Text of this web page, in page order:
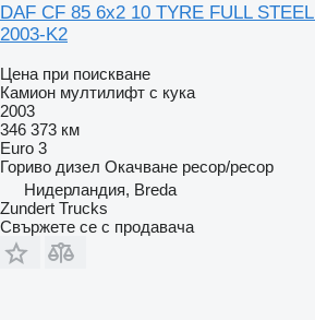
DAF CF 85 6x2 10 TYRE FULL
2003-K2
Цена при поискване
Камион мултилифт с кука
2003
346 373 км
Euro 3
Гориво дизел Окачване ресор/ресор
Нидерландия, Breda
Zundert Trucks
Свържете се с продавача